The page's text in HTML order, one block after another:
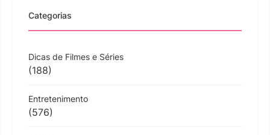
Categorias
Dicas de Filmes e Séries
(188)
Entretenimento
(576)